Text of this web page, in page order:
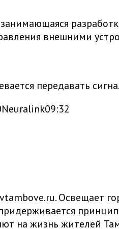
внешними
передавать
Neuralink09:32
Освещает
на жизнь жителей